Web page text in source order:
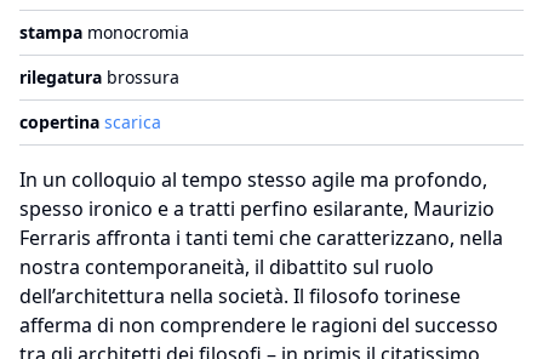
stampa monocromia
rilegatura brossura
copertina scarica
In un colloquio al tempo stesso agile ma profondo,
spesso ironico e a tratti perfino esilarante, Maurizio
Ferraris affronta i tanti temi che caratterizzano, nella
nostra contemporaneità, il dibattito sul ruolo
dell’architettura nella società. Il filosofo torinese
afferma di non comprendere le ragioni del successo